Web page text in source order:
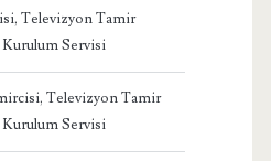
Televizyon Tamir
Servisi
Televizyon Tamir
Servisi